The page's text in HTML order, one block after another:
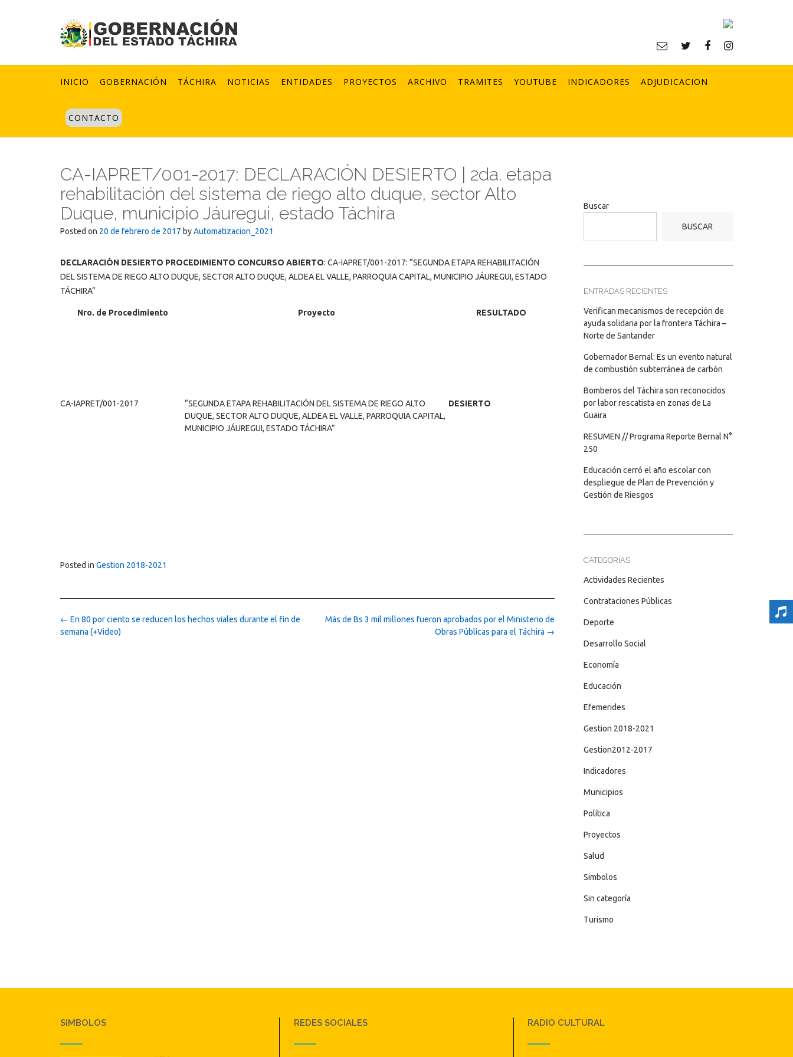
INICIO GOBERNACIÓN TÁCHIRA NOTICIAS ENTIDADES PROYECTOS ARCHIVO TRAMITES YOUTUBE INDICADORES ADJUDICACION
CONTACTO
CA-IAPRET/001-2017: DECLARACIÓN DESIERTO | 2da. etapa
rehabilitación del sistema de riego alto duque, sector Alto
Duque, municipio Jáuregui, estado Táchira
Posted on 20 de febrero de 2017 byAutomatizacion_2021
DECLARACIÓN DESIERTO PROCEDIMIENTO CONCURSO ABIERTO: CA-IAPRET/001-2017: “SEGUNDA ETAPA REHABILITACIÓN
DEL SISTEMA DE RIEGO ALTO DUQUE, SECTOR ALTO DUQUE, ALDEA EL VALLE, PARROQUIA CAPITAL, MUNICIPIO JÁUREGUI, ESTADO
TÁCHIRA”
Nro. de Procedimiento Proyecto RESULTADO
CA-IAPRET/001-2017
“SEGUNDA ETAPA REHABILITACIÓN DEL SISTEMA DE RIEGO ALTO
DUQUE, SECTOR ALTO DUQUE, ALDEA EL VALLE, PARROQUIA CAPITAL,
MUNICIPIO JÁUREGUI, ESTADO TÁCHIRA”
DESIERTO
Posted in Gestion 2018-2021
Post
navigation
Más de Bs 3 mil millones fueron aprobados por el Ministerio de
Obras Públicas para el Táchira →
← En 80 por ciento se reducen los hechos viales durante el fin de
semana (+Video)
Buscar
BUSCAR
ENTRADAS RECIENTES
Verifican mecanismos de recepción de
ayuda solidaria por la frontera Táchira –
Norte de Santander
Gobernador Bernal: Es un evento natural
de combustión subterránea de carbón
Bomberos del Táchira son reconocidos
por labor rescatista en zonas de La
Guaira
RESUMEN // Programa Reporte Bernal N°
250
Educación cerró el año escolar con
despliegue de Plan de Prevención y
Gestión de Riesgos
CATEGORÍAS
Actividades Recientes
Contrataciones Públicas
Deporte
Desarrollo Social
Economía
Educación
Efemerides
Gestion 2018-2021
Gestion2012-2017
Indicadores
Municipios
Política
Proyectos
Salud
Simbolos
Sin categoría
Turismo
SIMBOLOS REDES SOCIALES RADIO CULTURAL